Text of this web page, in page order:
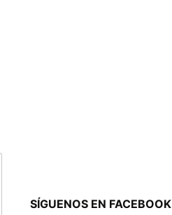
SÍGUENOS EN FACEBOOK